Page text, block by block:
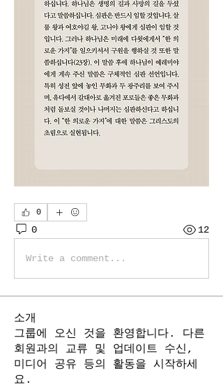
0
0 12
Write a comment...
소개
그룹에 오신 것을 환영합니다. 다른
회원과의 교류 및 업데이트 수신,
미디어 공유 등의 활동을 시작하세
요.